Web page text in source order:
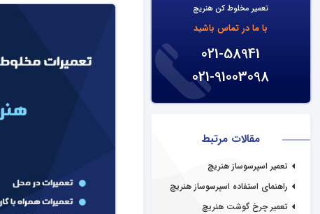
تعمیر مخلوط کن هنریچ
با ما در تماس باشید
021-58941
021-91003098
مقالات مرتبط
تعمیر اسپرسوساز هنریچ
راهنمای استفاده اسپرسوساز هنریچ
تعمیر چرخ گوشت هنریچ